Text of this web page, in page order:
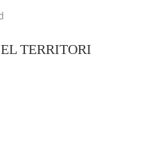
TERRITORI